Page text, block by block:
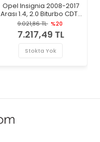
Opel Insignia 2008-2017
Arası 1.4, 2.0 Biturbo CDTI,
2.0 Biturbo CDTI 4x4
Delphi Marka Ön Havalı
Fren Diski
9.021,86 TL %20
7.217,49 TL
Stokta Yok